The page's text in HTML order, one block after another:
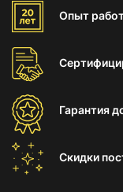
Опыт
Гарантия
Скидки